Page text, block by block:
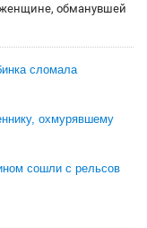
обманувшей
сломала
охмурявшему
сошли с рельсов